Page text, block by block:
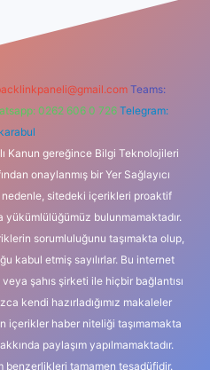
Teams:
0262 606 0 726 Telegram:
Kanun gereğince Bilgi Teknolojileri
onaylanmış bir Yer Sağlayıcı
sitedeki içerikleri proaktif
yükümlülüğümüz bulunmamaktadır.
sorumluluğunu taşımakta olup,
kabul etmiş sayılırlar. Bu internet
şahıs şirketi ile hiçbir bağlantısı
kendi hazırladığımız makaleler
içerikler haber niteliği taşımamakta
paylaşım yapılmamaktadır.
benzerlikleri tamamen tesadüfidir.